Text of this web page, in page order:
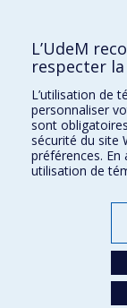
Comment soutenir
BESOIN D'AIDE?
Plan du site
Signaler une erreur
Accessibilité
FACULTÉ DES ARTS
Nos départements et
L’UdeM
respecter
L’utilisation de
personnaliser
sont
sécurité du site
préférences.
utilisation de